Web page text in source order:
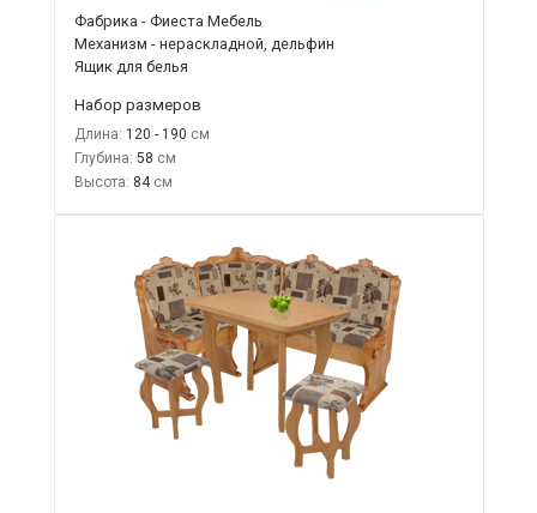
Фабрика - Фиеста Мебель
Механизм - нераскладной, дельфин
Ящик для белья
Набор размеров
Длина: 120 - 190
Глубина: 58
Высота: 84